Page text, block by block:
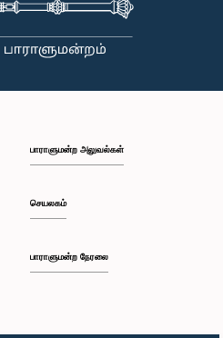
பாராளுமன்ற அலுவல்கள்
செயலகம்
பாராளுமன்ற நேரலை